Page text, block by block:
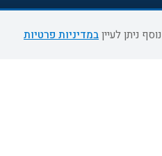
במדיניות פרטיות